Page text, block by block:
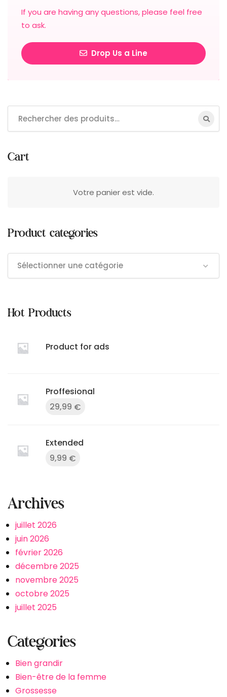
If you are having any questions, please feel free
to ask.
Drop Us a Line
Cart
Votre panier est vide.
Product categories
Sélectionner une catégorie
Hot Products
Product for ads
Proffesional
29,99 €
Extended
9,99 €
Archives
juillet 2026
juin 2026
février 2026
décembre 2025
novembre 2025
octobre 2025
juillet 2025
Categories
Bien grandir
Bien-être de la femme
Grossesse